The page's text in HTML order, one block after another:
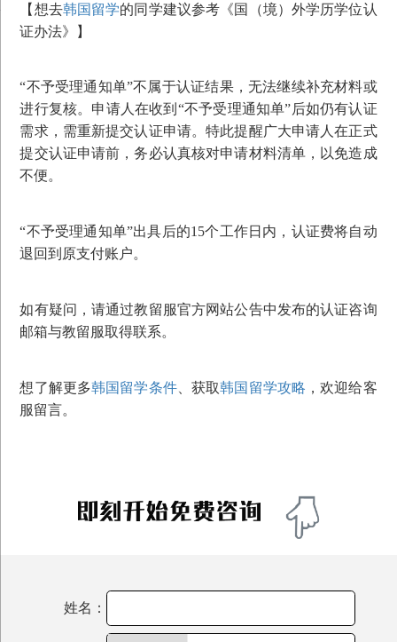
【想去韩国留学的同学建议参考《国（境）外学历学位认
证办法》】
“不予受理通知单”不属于认证结果，无法继续补充材料或
进行复核。申请人在收到“不予受理通知单”后如仍有认证
需求，需重新提交认证申请。特此提醒广大申请人在正式
提交认证申请前，务必认真核对申请材料清单，以免造成
不便。
“不予受理通知单”出具后的15个工作日内，认证费将自动
退回到原支付账户。
如有疑问，请通过教留服官方网站公告中发布的认证咨询
邮箱与教留服取得联系。
想了解更多韩国留学条件、获取韩国留学攻略 ，欢迎给客
服留言。
姓名：